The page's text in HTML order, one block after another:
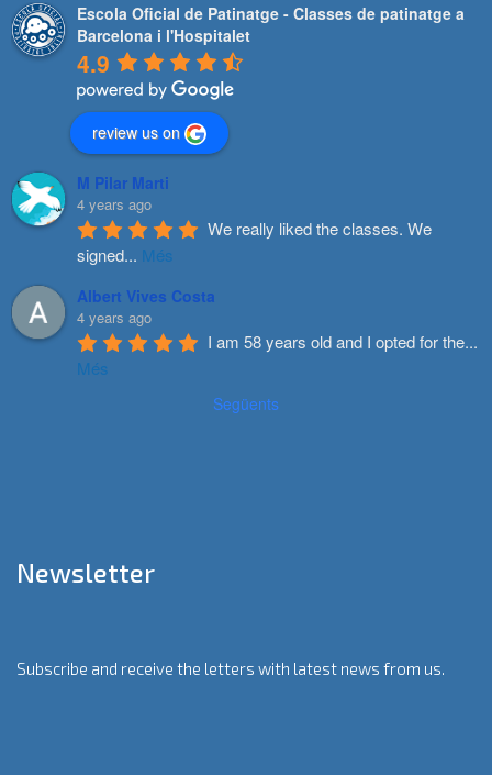
Escola Oficial de Patinatge - Classes de patinatge a
Barcelona i l'Hospitalet
4.9
review us on
M Pilar Marti
4 years ago
We really liked the classes. We
signed... Més
Albert Vives Costa
4 years ago
I am 58 years old and I opted for the...
Més
Següents
Newsletter
Subscribe and receive the letters with latest news from us.